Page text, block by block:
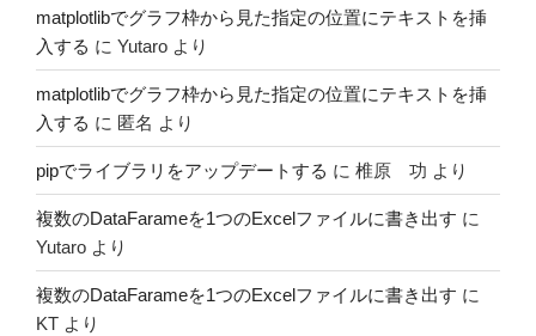
matplotlibでグラフ枠から見た指定の位置にテキストを挿
入する に Yutaro より
matplotlibでグラフ枠から見た指定の位置にテキストを挿
入する に 匿名 より
pipでライブラリをアップデートする に 椎原 功 より
複数のDataFarameを1つのExcelファイルに書き出す に
Yutaro より
複数のDataFarameを1つのExcelファイルに書き出す に
KT より